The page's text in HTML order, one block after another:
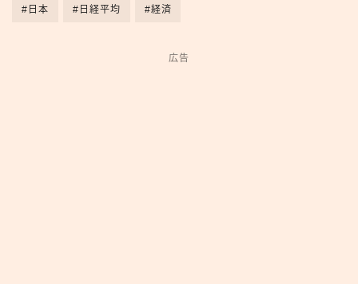
#日本 #日経平均 #経済
広告